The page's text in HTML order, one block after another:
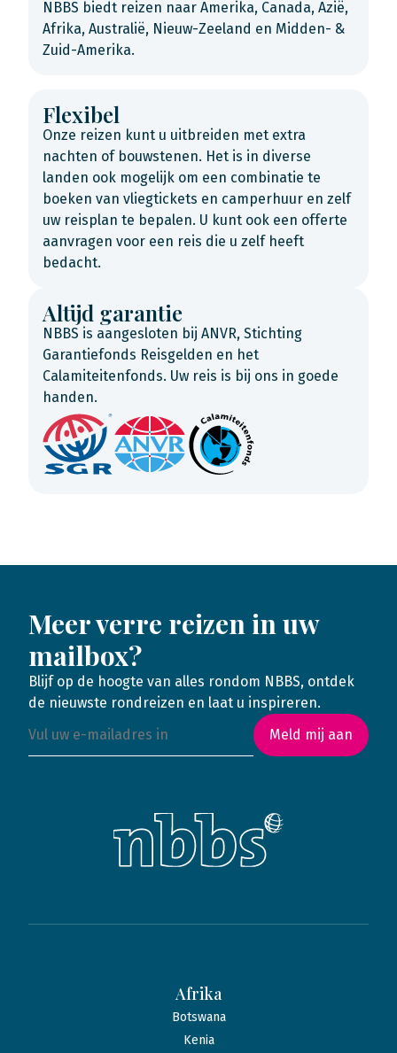
NBBS biedt reizen naar Amerika, Canada, Azië,
Afrika, Australië, Nieuw-Zeeland en Midden- &
Zuid-Amerika.
Flexibel
Onze reizen kunt u uitbreiden met extra
nachten of bouwstenen. Het is in diverse
landen ook mogelijk om een combinatie te
boeken van vliegtickets en camperhuur en zelf
uw reisplan te bepalen. U kunt ook een offerte
aanvragen voor een reis die u zelf heeft
bedacht.
Altijd garantie
NBBS is aangesloten bij ANVR, Stichting
Garantiefonds Reisgelden en het
Calamiteitenfonds. Uw reis is bij ons in goede
handen.
Meer verre reizen in uw
mailbox?
Blijf op de hoogte van alles rondom NBBS, ontdek
de nieuwste rondreizen en laat u inspireren.
Meld mij aan
Afrika
Botswana
Kenia